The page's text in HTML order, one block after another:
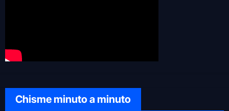
Chisme minuto a minuto